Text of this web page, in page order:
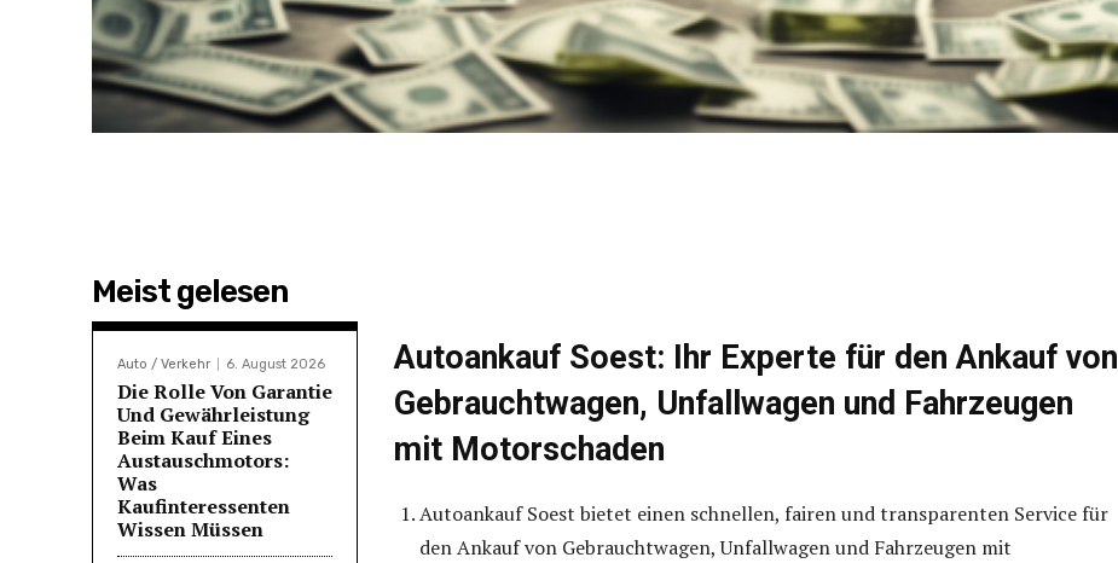
Meist gelesen
Auto / Verkehr 6. August 2026
Die Rolle Von Garantie
Und Gewährleistung
Beim Kauf Eines
Austauschmotors:
Was
Kaufinteressenten
Wissen Müssen
Autoankauf Soest: Ihr Experte für den Ankauf von
Gebrauchtwagen, Unfallwagen und Fahrzeugen
mit Motorschaden
Autoankauf Soest bietet einen schnellen, fairen und transparenten Service für
den Ankauf von Gebrauchtwagen, Unfallwagen und Fahrzeugen mit